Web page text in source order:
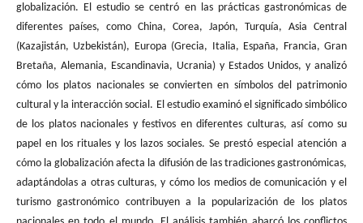
globalización. El estudio se centró en las prácticas gastronómicas de
diferentes países, como China, Corea, Japón, Turquía, Asia Central
(Kazajistán, Uzbekistán), Europa (Grecia, Italia, España, Francia, Gran
Bretaña, Alemania, Escandinavia, Ucrania) y Estados Unidos, y analizó
cómo los platos nacionales se convierten en símbolos del patrimonio
cultural y la interacción social. El estudio examinó el significado simbólico
de los platos nacionales y festivos en diferentes culturas, así como su
papel en los rituales y los lazos sociales. Se prestó especial atención a
cómo la globalización afecta la difusión de las tradiciones gastronómicas,
adaptándolas a otras culturas, y cómo los medios de comunicación y el
turismo gastronómico contribuyen a la popularización de los platos